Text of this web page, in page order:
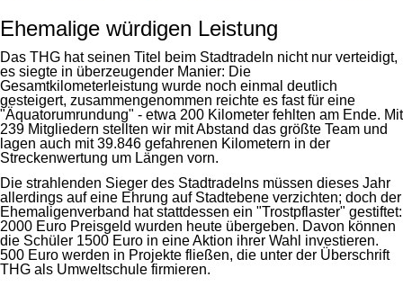
Ehemalige würdigen Leistung
Das THG hat seinen Titel beim Stadtradeln nicht nur verteidigt,
es siegte in überzeugender Manier: Die
Gesamtkilometerleistung wurde noch einmal deutlich
gesteigert, zusammengenommen reichte es fast für eine
"Äquatorumrundung" - etwa 200 Kilometer fehlten am Ende. Mit
239 Mitgliedern stellten wir mit Abstand das größte Team und
lagen auch mit 39.846 gefahrenen Kilometern in der
Streckenwertung um Längen vorn.
Die strahlenden Sieger des Stadtradelns müssen dieses Jahr
allerdings auf eine Ehrung auf Stadtebene verzichten; doch der
Ehemaligenverband hat stattdessen ein "Trostpflaster" gestiftet:
2000 Euro Preisgeld wurden heute übergeben. Davon können
die Schüler 1500 Euro in eine Aktion ihrer Wahl investieren.
500 Euro werden in Projekte fließen, die unter der Überschrift
THG als Umweltschule firmieren.